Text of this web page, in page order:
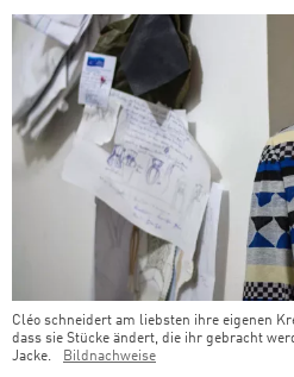
Cléo schneidert am liebsten ihre eigenen
dass sie Stücke ändert, die ihr gebracht
Jacke.
Bildnachweise